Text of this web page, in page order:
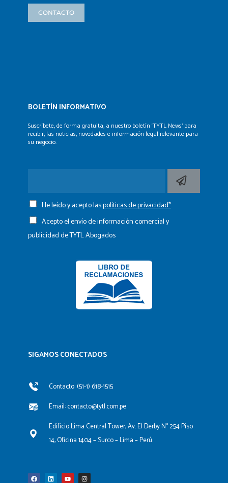
CONTACTO
BOLETÍN INFORMATIVO
Suscríbete, de forma gratuita, a nuestro boletín ‘TYTL News’ para
recibir, las noticias, novedades e información legal relevante para
su negocio.
He leído y acepto laspolíticas de privacidad*
Acepto el envío de información comercial y
publicidad de TYTL Abogados
SIGAMOS CONECTADOS​
Contacto: (51-1) 618-1515
Email: contacto@tytl.com.pe
Edificio Lima Central Tower, Av. El Derby N° 254 Piso
14, Oficina 1404 – Surco – Lima – Perú.
c
e k
u
t
s
t